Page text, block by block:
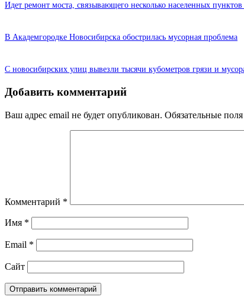
Идет ремонт моста, связывающего несколько населенных
В Академгородке Новосибирска обострилась мусорная проблема
С новосибирских улиц вывезли тысячи кубометров грязи и
Добавить комментарий
Ваш адрес email не будет опубликован. Обязательные
Комментарий *
Имя *
Email *
Сайт